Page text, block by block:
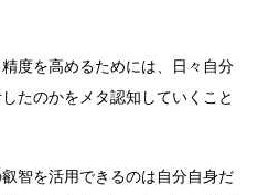
度を高めるためには、日々自分
たのかをメタ認知していくこと
智を活用できるのは自分自身だ